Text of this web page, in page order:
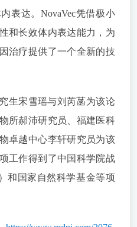
表达。NovaVec凭借极小
和长效体内表达能力，为
治疗提供了一个全新的技
生宋雪瑶与刘芮菡为该论
所郝沛研究员、福建医科
卓越中心李轩研究员为该
工作得到了中国科学院战
和国家自然科学基金等项